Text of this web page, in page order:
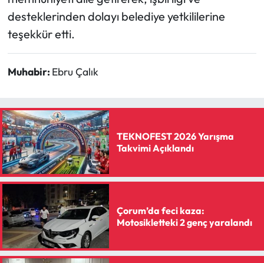
desteklerinden dolayı belediye yetkililerine
teşekkür etti.
Muhabir: Ebru Çalık
TEKNOFEST 2026 Yarışma
Takvimi Açıklandı
Çorum’da feci kaza:
Motosikletteki 2 genç yaralandı